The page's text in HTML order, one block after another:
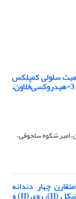
سلولی کمپلکس
های نیکل (II) با لیگاندهای کی لیت شونده ی 3-هیدروکسی‌فلاون،
امیر شکوه سلجوقی،
چهار دندانه